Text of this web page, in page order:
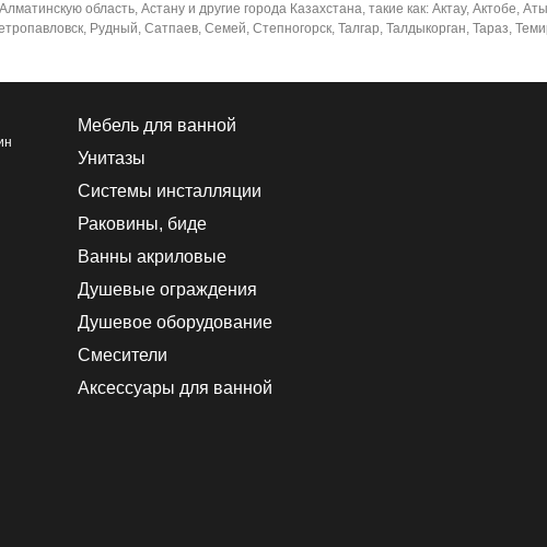
область, Астану и другие города Казахстана, такие как: Актау, Актобе,
Рудный, Сатпаев, Семей, Степногорск, Талгар, Талдыкорган, Тараз,
Мебель для ванной
Унитазы
Системы инсталляции
Раковины, биде
Ванны акриловые
Душевые ограждения
Душевое оборудование
Смесители
Аксессуары для ванной